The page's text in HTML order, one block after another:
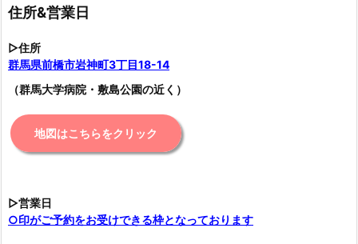
住所&営業日
▷住所
群馬県前橋市岩神町3丁目18-14
（群馬大学病院・敷島公園の近く）
地図はこちらをクリック
▷営業日
○印がご予約をお受けできる枠となっております